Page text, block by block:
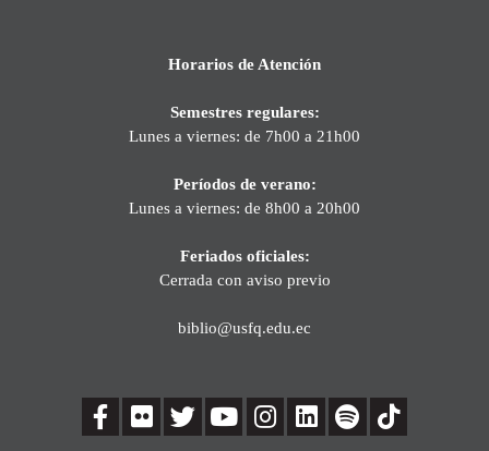
Horarios de Atención
Semestres regulares:
Lunes a viernes: de 7h00 a 21h00
Períodos de verano:
Lunes a viernes: de 8h00 a 20h00
Feriados oficiales:
Cerrada con aviso previo
biblio@usfq.edu.ec